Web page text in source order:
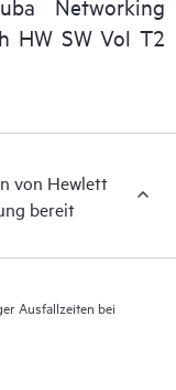
Exchange
und
Mitarbeiter
Networking
HW SW Vol T2
von Hewlett
bereit
Ausfallzeiten bei